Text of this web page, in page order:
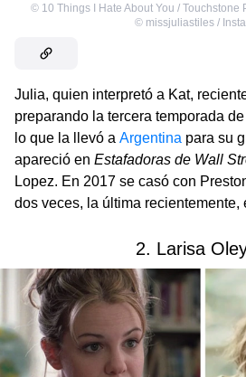
© 10 Things I Hate About You /
© missjuliastiles /
Julia, quien interpretó a Kat,
preparando la tercera temporada
lo que la llevó a Argentina para su
apareció en Estafadoras de Wall
Lopez. En 2017 se casó con
dos veces, la última recientemente,
2. Larisa